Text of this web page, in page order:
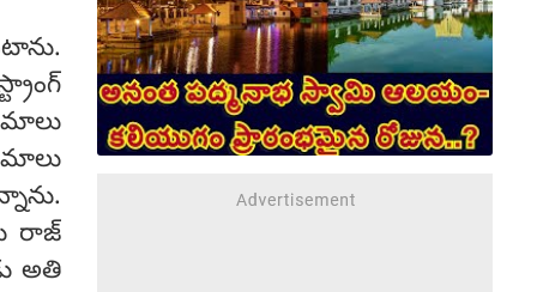
రాజ్
అతి
జరగనుండగా, అక్కడ
ముఖ్యమంత్రి స్వయంగా కొత్త
రేషన్ కార్డుల పంపిణీని
లాంఛనంగా ప్రారంభిస్తారు. అదే
సమయంలో, తెలంగాణ
వ్యాప్తంగా ఉన్న మొత్తం 119
పంపిణీ కార్యక్రమాలను
రోజులుగా ఆయనకు
సంబంధించిన వార్తలు ప్రచారంలో
ఉన్నాయి, వాటిని
ఖండిస్తున్నామని మెగాస్టార్
బృందం వెల్లడించింది.
అధికారిక బ్రాండ్ అంబాసిడర్‌గా